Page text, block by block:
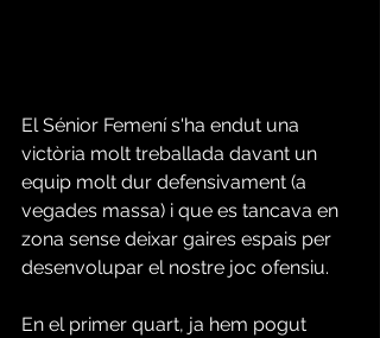
El Sénior Femení s'ha endut una
victòria molt treballada davant un
equip molt dur defensivament (a
vegades massa) i que es tancava en
zona sense deixar gaires espais per
desenvolupar el nostre joc ofensiu.
En el primer quart, ja hem pogut